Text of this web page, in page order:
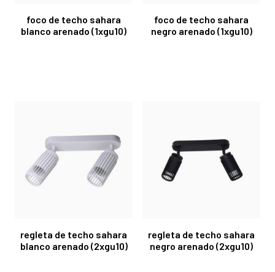
foco de techo sahara
blanco arenado (1xgu10)
foco de techo sahara
negro arenado (1xgu10)
regleta de techo sahara
blanco arenado (2xgu10)
regleta de techo sahara
negro arenado (2xgu10)